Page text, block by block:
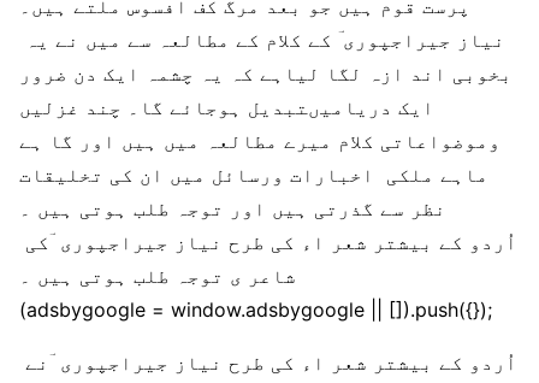
پرست قوم ہیں جو بعد مرگ کف افسوس ملتے ہیں۔
بخوبی اند ازہ لگا لیاہے کہ یہ چشمہ ایک دن ضرور
ایک دریامیںتبدیل ہوجائے گا۔ چند غزلیں
وموضواعاتی کلام میرے مطالعہ میں ہیں اور گا ہے
ماہے ملکی اخبارات ورسائل میں ان کی تخلیقات
(adsbygoogle = window.adsbygoogle || []).push({});